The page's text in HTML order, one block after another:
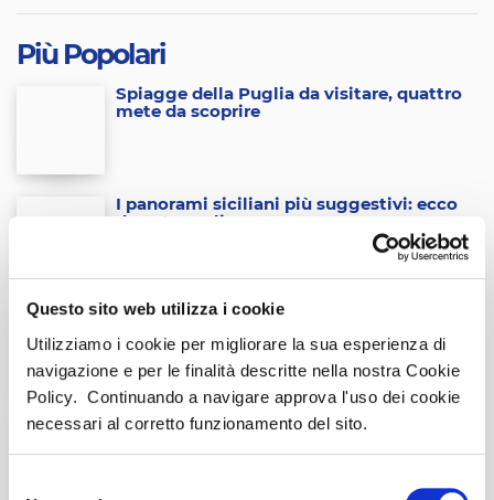
Questo sito web utilizza i cookie
Utilizziamo i cookie per migliorare la sua esperienza di
navigazione e per le finalità descritte nella nostra Cookie
Policy. Continuando a navigare approva l'uso dei cookie
necessari al corretto funzionamento del sito.
Più Popolari
Spiagge della Puglia da visitare, quattro
mete da scoprire
I panorami siciliani più suggestivi: ecco
dove trovarli
Viaggiare in sicurezza: i consigli utili
Assicurazione di viaggio: perché è